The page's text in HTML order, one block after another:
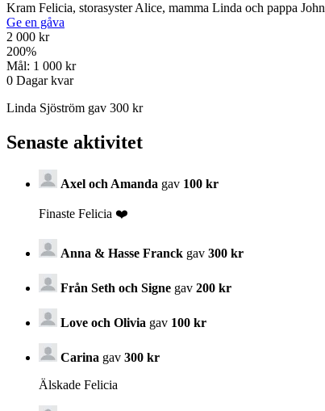
Kram Felicia, storasyster Alice, mamma Linda och pappa John
Ge en gåva
2 000 kr
200%
Mål: 1 000 kr
0 Dagar kvar
Linda Sjöström gav 300 kr
Senaste aktivitet
Axel och Amanda gav 100 kr
Finaste Felicia ❤️
Anna & Hasse Franck gav 300 kr
Från Seth och Signe gav 200 kr
Love och Olivia gav 100 kr
Carina gav 300 kr
Älskade Felicia